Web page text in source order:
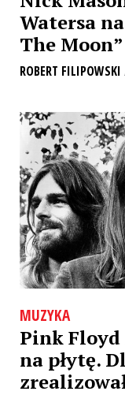
Watersa
The Moon”
ROBERT FILIPOWSKI
MUZYKA
Pink Floyd
na płytę.